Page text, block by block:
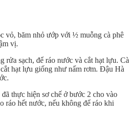
vỏ, băm nhỏ ướp với ½ muỗng cà phê
vị.
rửa sạch, để ráo nước và cắt hạt lựu. Cà
hạt lựu giống như nấm rơm. Đậu Hà
thực hiện sơ chế ở bước 2 cho vào
ráo hết nước, nếu không để ráo khi